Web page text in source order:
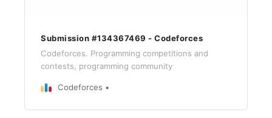
Submission #134367469 - Codeforces
Codeforces. Programming competitions and
contests, programming community
Codeforces